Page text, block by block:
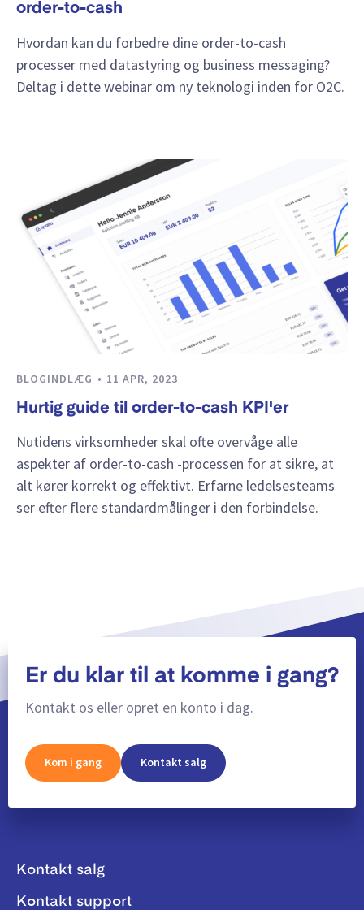
order-to-cash
Hvordan kan du forbedre dine order-to-cash
processer med datastyring og business messaging?
Deltag i dette webinar om ny teknologi inden for O2C.
BLOGINDLÆG 11 APR, 2023
Hurtig guide til order-to-cash KPI'er
Nutidens virksomheder skal ofte overvåge alle
aspekter af order-to-cash -processen for at sikre, at
alt kører korrekt og effektivt. Erfarne ledelsesteams
ser efter flere standardmålinger i den forbindelse.
Er du klar til at komme i gang?
Kontakt os eller opret en konto i dag.
Kom i gang Kontakt salg
Kontakt salg
Kontakt support